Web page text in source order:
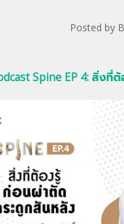
Posted by
Spine EP 4: สิ่งที่